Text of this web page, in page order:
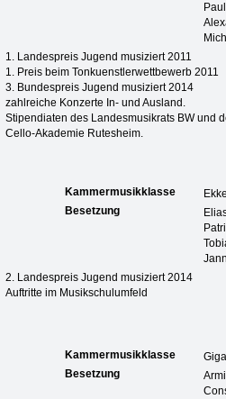
1. Landespreis Jugend musiziert 2011
1. Preis beim Tonkuenstlerwettbewerb 2011
3. Bundespreis Jugend musiziert 2014
zahlreiche Konzerte In- und Ausland.
Stipendiaten des Landesmusikrats BW und
Cello-Akademie Rutesheim.
Kammermusikklasse
Besetzung
2. Landespreis Jugend musiziert 2014
Auftritte im Musikschulumfeld
Kammermusikklasse
Besetzung